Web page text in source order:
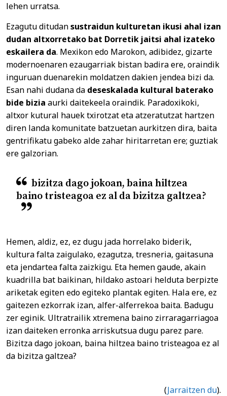
lehen urratsa.
Ezagutu ditudansustraidun kulturetan ikusi ahal izan
dudan altxorretako bat Dorretik jaitsi ahal izateko
eskailera da. Mexikon edo Marokon, adibidez, gizarte
modernoenaren ezaugarriak bistan badira ere, oraindik
inguruan duenarekin moldatzen dakien jendea bizi da.
Esan nahi dudana da deseskalada kultural baterako
bide bizia aurki daitekeela oraindik. Paradoxikoki,
altxor kutural hauek txirotzat eta atzeratutzat hartzen
diren landa komunitate batzuetan aurkitzen dira, baita
gentrifikatu gabeko alde zahar hiritarretan ere; guztiak
ere galzorian.
bizitza dago jokoan, baina hiltzea
baino tristeagoa ez al da bizitza galtzea?
Hemen, aldiz, ez, ez dugu jada horrelako biderik,
kultura falta zaigulako, ezagutza, tresneria, gaitasuna
eta jendartea falta zaizkigu. Eta hemen gaude, akain
kuadrilla bat baikinan, hildako astoari helduta berpizte
ariketak egiten edo egiteko plantak egiten. Hala ere, ez
gaitezen ezkorrak izan, alfer-alferrekoa baita. Badugu
zer eginik. Ultratrailik xtremena baino zirraragarriagoa
izan daiteken erronka arriskutsua dugu parez pare.
Bizitza dago jokoan, baina hiltzea baino tristeagoa ez al
da bizitza galtzea?
(Jarraitzen du).